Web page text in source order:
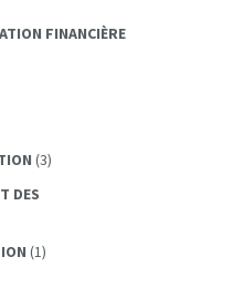
FINANCIÈRE
(3)
DES
(1)